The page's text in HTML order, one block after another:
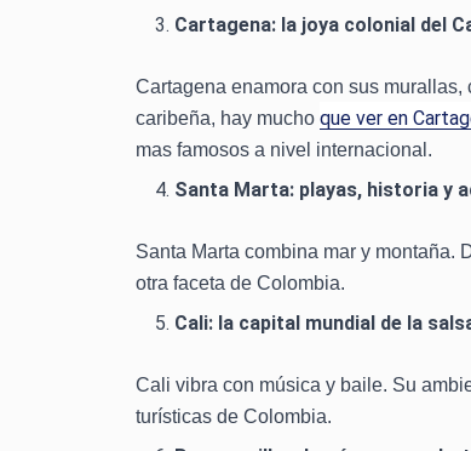
Cartagena: la joya colonial del
Cartagena enamora con sus
caribeña, hay mucho que ver en
mas famosos a nivel internacional.
Santa Marta: playas, historia y
Santa Marta combina mar y montaña.
otra faceta de Colombia.
Cali: la capital mundial de la
Cali vibra con música y baile. Su
turísticas de Colombia.